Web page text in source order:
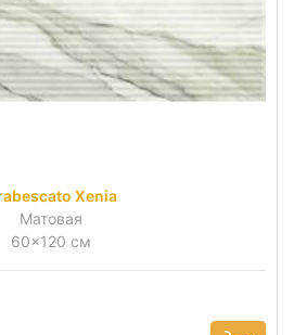
Xenia
Матовая
60x120 см